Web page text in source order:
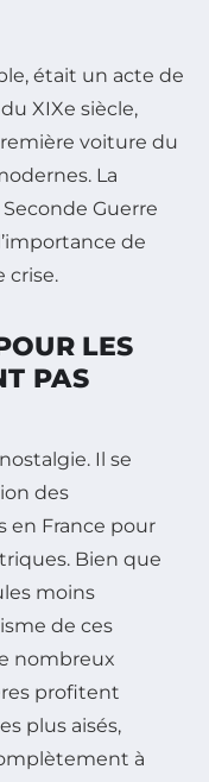
était un acte de
XIXe siècle,
voiture du
La
Guerre
de
crise.
LES
PAS
Il se
des
en France pour
Bien que
moins
de ces
nombreux
profitent
plus aisés,
à